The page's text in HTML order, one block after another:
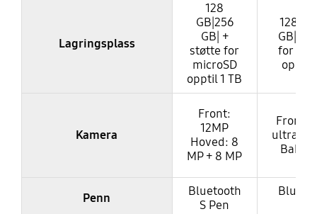
Lagringsplass
128
GB|256
GB| +
støtte for
microSD
opptil 1 TB
128
GB| +
for
opptil
Kamera
Front:
12MP
Hoved: 8
MP + 8 MP
Front:
Bak:
Penn
Bluetooth
S Pen